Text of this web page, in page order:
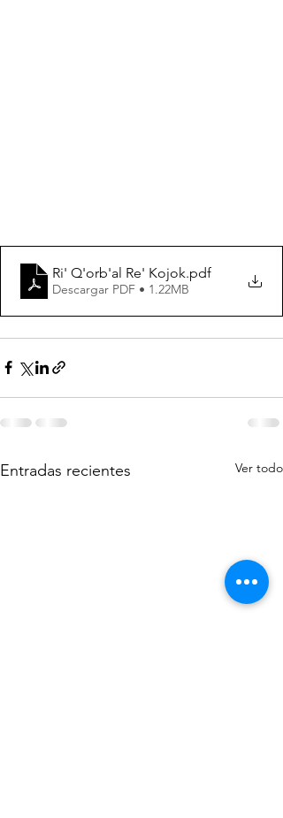
Ri' Q'orb'al Re' Kojok.pdf
Descargar PDF • 1.22MB
Entradas recientes Ver todo